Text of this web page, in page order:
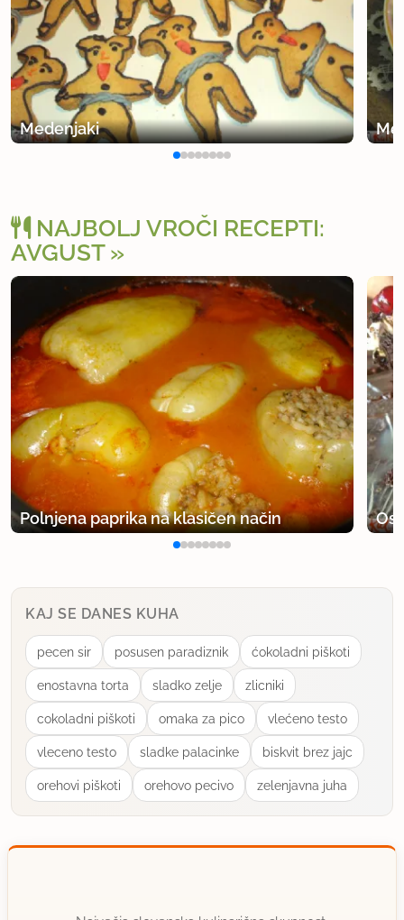
Medenjaki
NAJBOLJ VROČI RECEPTI:
AVGUST
Polnjena paprika na klasičen način
KAJ SE DANES KUHA
pecen sir posusen paradiznik ćokoladni piškoti
enostavna torta sladko zelje zlicniki
cokoladni piškoti omaka za pico vlećeno testo
vleceno testo sladke palacinke biskvit brez jajc
orehovi piškoti orehovo pecivo zelenjavna juha